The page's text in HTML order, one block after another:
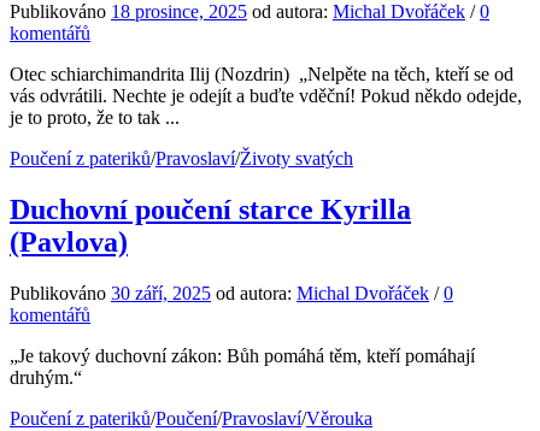
Publikováno 18 prosince, 2025 od autora: Michal Dvořáček /0
komentářů
Otec schiarchimandrita Ilij (Nozdrin) „Nelpěte na těch, kteří se od
vás odvrátili. Nechte je odejít a buďte vděční! Pokud někdo odejde,
je to proto, že to tak ...
Poučení z pateriků/Pravoslaví/Životy svatých
Duchovní poučení starce Kyrilla
(Pavlova)
Publikováno 30 září, 2025 od autora: Michal Dvořáček /0
komentářů
„Je takový duchovní zákon: Bůh pomáhá těm, kteří pomáhají
druhým.“
Poučení z pateriků/Poučení/Pravoslaví/Věrouka